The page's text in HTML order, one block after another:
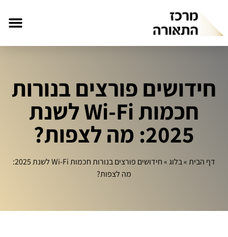
חידושים פורצים בנורות
חכמות Wi-Fi לשנת
2025: מה לצפות?
דף הבית»בלוג»
חידושים פורצים בנורות חכמות Wi-Fi לשנת 2025:
מה לצפות?